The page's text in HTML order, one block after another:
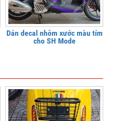
Dán decal nhôm xước màu tím
cho SH Mode